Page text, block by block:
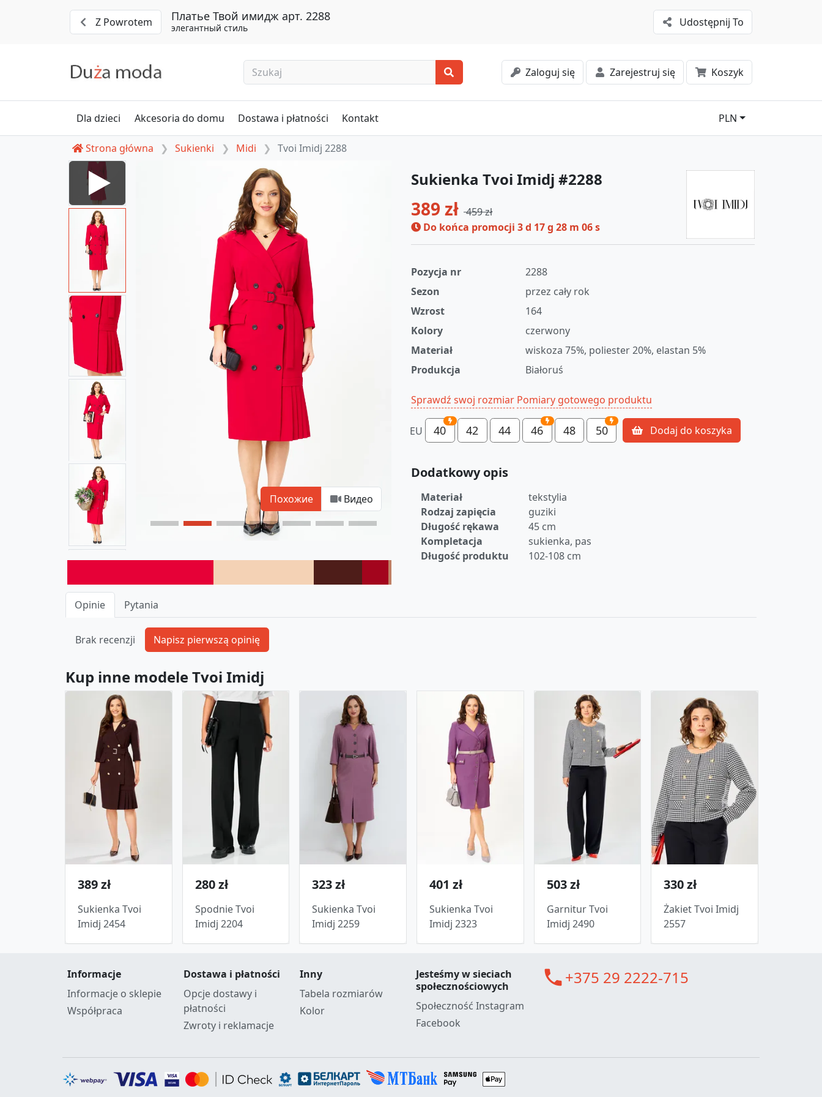
Z Powrotem Платье Твой имидж арт. 2288
элегантный стиль Udostępnij To
Zaloguj się Zarejestruj się Koszyk
Dla dzieci Akcesoria do domu Dostawa i płatności Kontakt PLN
Strona główna Sukienki Midi Tvoi Imidj 2288
Похожие Видео
Sukienka Tvoi Imidj #2288
389 zł 459 zł
Do końca promocji 3 d 17 g 28 m 06 s
Pozycja nr
2288
Sezon
przez cały rok
Wzrost
164
Kolory
czerwony
Materiał
wiskoza 75%, poliester 20%, elastan 5%
Produkcja
Białoruś
Sprawdź swoj rozmiar Pomiary gotowego produktu
EU 40 42 44 46 48 50 Dodaj do koszyka
Dodatkowy opis
Materiał
tekstylia
Rodzaj zapięcia
guziki
Długość rękawa
45 cm
Kompletacja
sukienka, pas
Długość produktu
102-108 cm
Opinie Pytania
Brak recenzji
Kup inne modele Tvoi Imidj
389 zł
Sukienka Tvoi
Imidj 2454
280 zł
Spodnie Tvoi
Imidj 2204
323 zł
Sukienka Tvoi
Imidj 2259
401 zł
Sukienka Tvoi
Imidj 2323
503 zł
Garnitur Tvoi
Imidj 2490
330 zł
Żakiet Tvoi Imidj
2557
Informacje
Informacje o sklepie
Współpraca
Dostawa i płatności
Opcje dostawy i
płatności
Zwroty i reklamacje
Inny
Tabela rozmiarów
Kolor
Jesteśmy w sieciach
społecznościowych
Społeczność Instagram
Facebook
call+375 29 2222-715